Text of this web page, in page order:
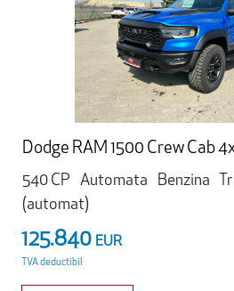
Dodge RAM 1500 Crew Cab
540 CP
Automata Benzina
(automat)
125.840 EUR
TVA deductibil